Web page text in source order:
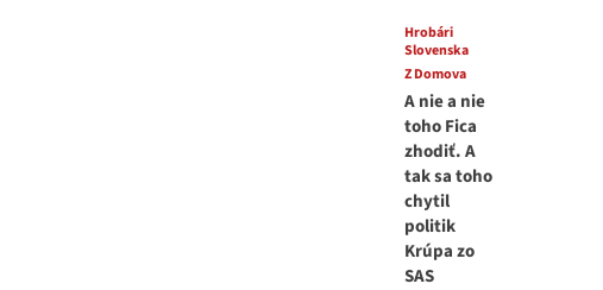
Hrobári
Slovenska
Z Domova
A nie a nie
toho Fica
zhodiť. A
tak sa toho
chytil
politik
Krúpa zo
SAS